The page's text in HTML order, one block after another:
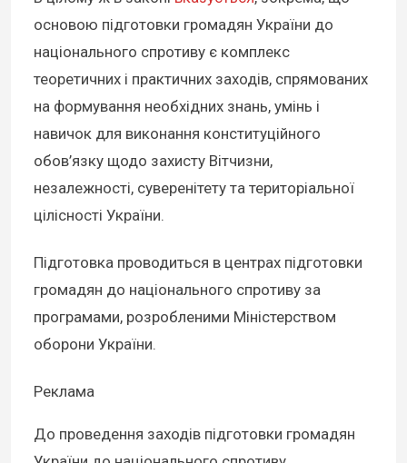
основою підготовки громадян України до
національного спротиву є комплекс
теоретичних і практичних заходів, спрямованих
на формування необхідних знань, умінь і
навичок для виконання конституційного
обов’язку щодо захисту Вітчизни,
незалежності, суверенітету та територіальної
цілісності України.
Підготовка проводиться в центрах підготовки
громадян до національного спротиву за
програмами, розробленими Міністерством
оборони України.
Реклама
До проведення заходів підготовки громадян